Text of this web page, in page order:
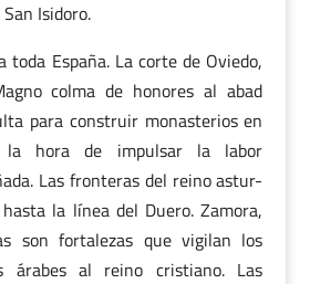
Isidoro.
toda España. La corte de Oviedo,
colma de honores al abad
para construir monasterios en
hora de impulsar la labor
Las fronteras del reino astur-
la línea del Duero. Zamora,
son fortalezas que vigilan los
árabes al reino cristiano. Las